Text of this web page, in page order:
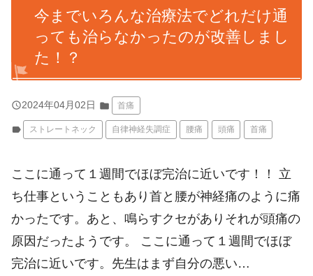
今までいろんな治療法でどれだけ通
っても治らなかったのが改善しまし
た！？
query_builder2024年04月02日 folder 首痛
label ストレートネック 自律神経失調症 腰痛 頭痛 首痛
ここに通って１週間でほぼ完治に近いです！！ 立
ち仕事ということもあり首と腰が神経痛のように痛
かったです。あと、鳴らすクセがありそれが頭痛の
原因だったようです。 ここに通って１週間でほぼ
完治に近いです。先生はまず自分の悪い…